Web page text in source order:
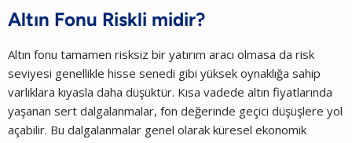
Altın Fonu Riskli midir?
Altın fonu tamamen risksiz bir yatırım aracı olmasa da risk
seviyesi genellikle hisse senedi gibi yüksek oynaklığa sahip
varlıklara kıyasla daha düşüktür. Kısa vadede altın fiyatlarında
yaşanan sert dalgalanmalar, fon değerinde geçici düşüşlere yol
açabilir. Bu dalgalanmalar genel olarak küresel ekonomik